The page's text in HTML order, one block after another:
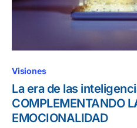
Visiones
La era de las
COMPLEMENTANDO
EMOCIONALIDAD